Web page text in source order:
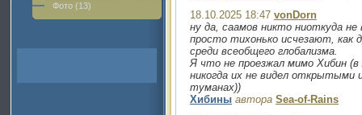
Фото (13)
18.10.2025 18:47 vonDorn
ну да, саамов никто ниоткуда
просто тихонько исчезают, как
среди всеобщего глобализма.
Я что не проезжал мимо Хибин
никогда их не видел открытыми
туманах))
Хибины автора Sea-of-Rains